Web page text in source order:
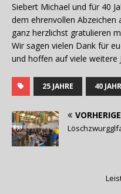
Siebert Michael und für 40
dem ehrenvollen
ganz herzlichst gratulieren
Wir sagen vielen Dank für
und hoffen auf viele weitere
25 JAHRE 40